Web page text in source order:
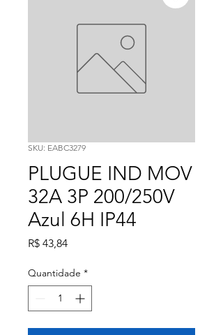
SKU: EABC3279
PLUGUE IND MOV
32A 3P 200/250V
Azul 6H IP44
R$ 43,84Preço
Quantidade *